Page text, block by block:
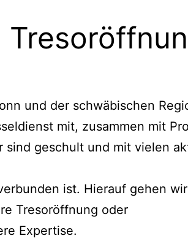
und der schwäbischen
mit, zusammen mit
geschult und mit vielen
ist. Hierauf gehen
Tresoröffnung oder
Expertise.